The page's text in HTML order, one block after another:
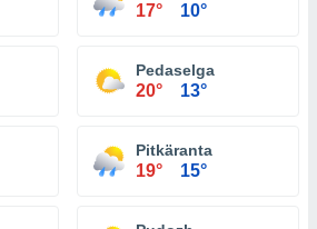
17° 10°
Pedaselga
20° 13°
Pitkäranta
19° 15°